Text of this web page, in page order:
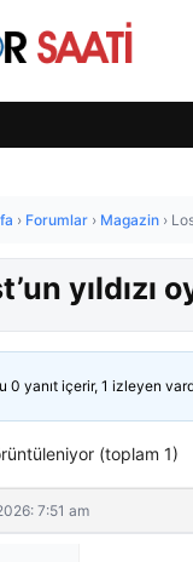
› Forumlar › Magazin ›
0 yanıt içerir, 1 izleyen
(toplam 1)
7:51 am